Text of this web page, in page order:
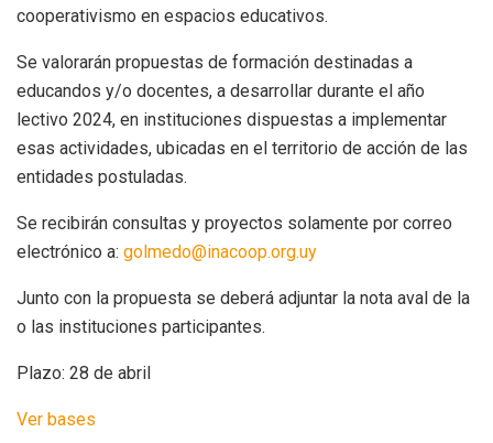
cooperativismo en espacios educativos.
Se valorarán propuestas de formación destinadas a
educandos y/o docentes, a desarrollar durante el año
lectivo 2024, en instituciones dispuestas a implementar
esas actividades, ubicadas en el territorio de acción de las
entidades postuladas.
Se recibirán consultas y proyectos solamente por correo
electrónico a: golmedo@inacoop.org.uy
Junto con la propuesta se deberá adjuntar la nota aval de la
o las instituciones participantes.
Plazo: 28 de abril
Ver bases